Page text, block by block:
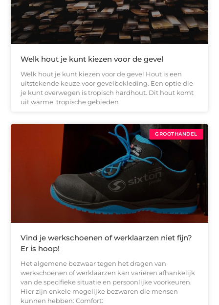
Welk hout je kunt kiezen voor de gevel
Welk hout je kunt kiezen voor de gevel Hout is een
uitstekende keuze voor gevelbekleding. Een optie die
je kunt overwegen is tropisch hardhout. Dit hout komt
uit warme, tropische gebieden
GROOTHANDEL
Vind je werkschoenen of werklaarzen niet fijn?
Er is hoop!
Het algemene bezwaar tegen het dragen van
werkschoenen of werklaarzen kan variëren afhankelijk
van de specifieke situatie en persoonlijke voorkeuren.
Hier zijn enkele mogelijke bezwaren die mensen
kunnen hebben: Comfort: